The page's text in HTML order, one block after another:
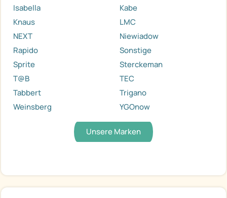
Isabella
Kabe
Knaus
LMC
NEXT
Niewiadow
Rapido
Sonstige
Sprite
Sterckeman
T@B
TEC
Tabbert
Trigano
Weinsberg
YGOnow
Unsere Marken